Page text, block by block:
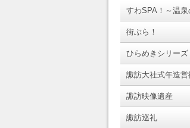
すわSPA！～温泉
街ぶら！
ひらめきシリーズ
諏訪大社式年造営
諏訪映像遺産
諏訪巡礼